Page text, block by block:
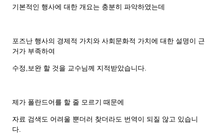
기본적인 행사에 대한 개요는 충분히 파악하였는데
포즈난 행사의 경제적 가치와 사회문화적 가치에 대한 설명이 근
거가 부족하여
수정,보완 할 것을 교수님께 지적받았습니다.
제가 폴란드어를 할 줄 모르기 때문에
자료 검색도 어려울 뿐더러 찾더라도 번역이 되질 않고 있습니
다.